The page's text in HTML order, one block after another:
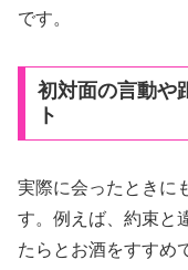
です。
初対面の言動や
ト
実際に会ったときに
す。例えば、約束と
たらとお酒をすすめ